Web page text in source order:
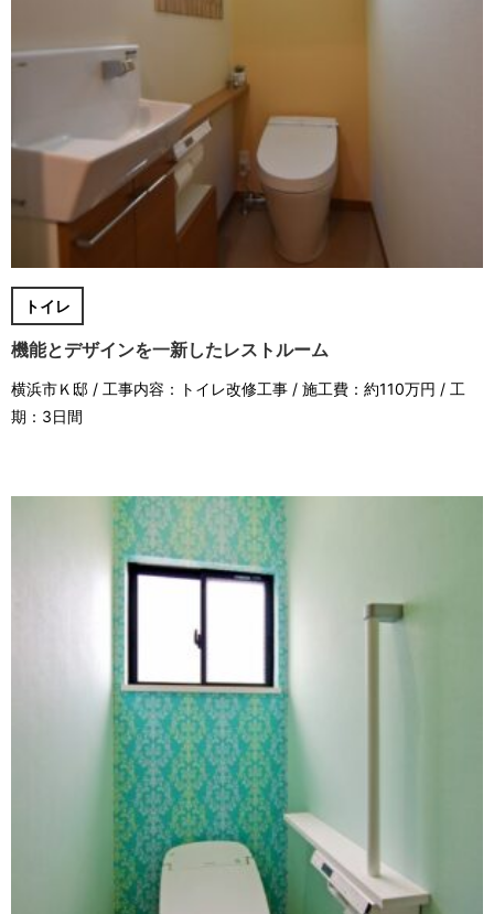
トイレ
機能とデザインを一新したレストルーム
横浜市Ｋ邸 / 工事内容：トイレ改修工事 / 施工費：約110万円 / 工
期：3日間